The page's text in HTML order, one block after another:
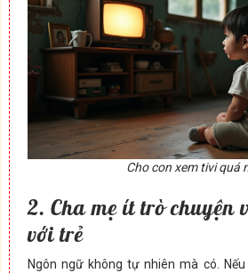
Cho con xem tivi quá
2. Cha mẹ ít trò chuyện
với trẻ
Ngôn ngữ không tự nhiên mà có.